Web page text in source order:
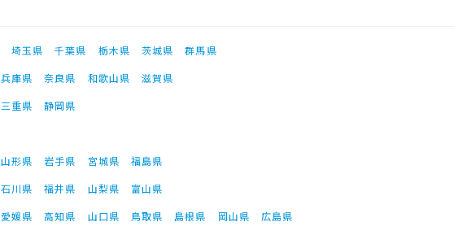
埼玉県 千葉県 栃木県 茨城県
群馬県
兵庫県 奈良県 和歌山県
滋賀県
三重県
静岡県
山形県 岩手県 宮城県
福島県
石川県 福井県 山梨県
富山県
愛媛県 高知県 山口県 鳥取県 島根県 岡山県
広島県